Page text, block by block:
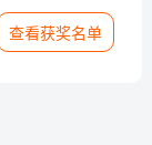
查看获奖名单